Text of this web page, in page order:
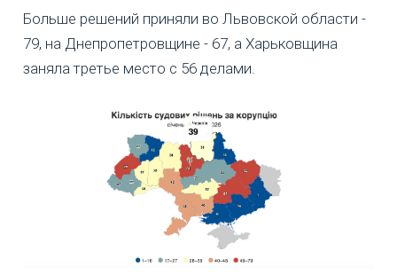
Больше решений приняли во Львовской области -
79, на Днепропетровщине - 67, а Харьковщина
заняла третье место с 56 делами.